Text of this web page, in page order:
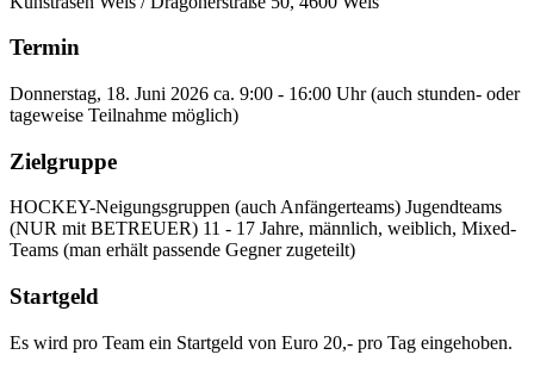
Termin
Donnerstag, 18. Juni 2026 ca. 9:00 - 16:00 Uhr (auch stunden- oder
tageweise Teilnahme möglich)
Zielgruppe
HOCKEY-Neigungsgruppen (auch Anfängerteams) Jugendteams
(NUR mit BETREUER) 11 - 17 Jahre, männlich, weiblich, Mixed-
Teams (man erhält passende Gegner zugeteilt)
Startgeld
Es wird pro Team ein Startgeld von Euro 20,- pro Tag eingehoben.